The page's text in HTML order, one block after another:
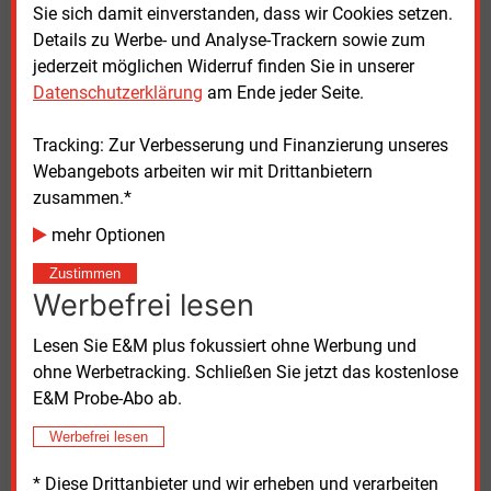
Sie sich damit einverstanden, dass wir Cookies setzen.
Details zu Werbe- und Analyse-Trackern sowie zum
jederzeit möglichen Widerruf finden Sie in unserer
Datenschutzerklärung am Ende jeder Seite.
Tracking: Zur Verbesserung und Finanzierung unseres
Webangebots arbeiten wir mit Drittanbietern
zusammen.*
mehr Optionen
Zustimmen
Werbefrei lesen
Lesen Sie E&M plus fokussiert ohne Werbung und
ohne Werbetracking. Schließen Sie jetzt das kostenlose
E&M Probe-Abo ab.
Werbefrei lesen
* Diese Drittanbieter und wir erheben und verarbeiten
Turkmenistans, über eine mögliche transkaspische
Pipeline in den europäischen Erdgasmarkt
einzutreten“, heißt es dort.
gering und belaufen sich auf insgesamt
600 Millionen Barrel, wobei die Produktion im letzten
Jahr 275.000
Wie Turkmenistan sind auch die Ölreserven
Usbekistans mit 594 Millionen Barrel relativ
unbedeutend, wobei die Produktion im letzten Jahr
Spitzenproduktion des Landes vor 25 Jahren
erreichte. Die nachgewiesenen usbekischen
Gasreserven belaufen sich auf 65
Produktion im Jahr 2023 1,5
der seinen eigenen Energiebedarf nicht decken kann.